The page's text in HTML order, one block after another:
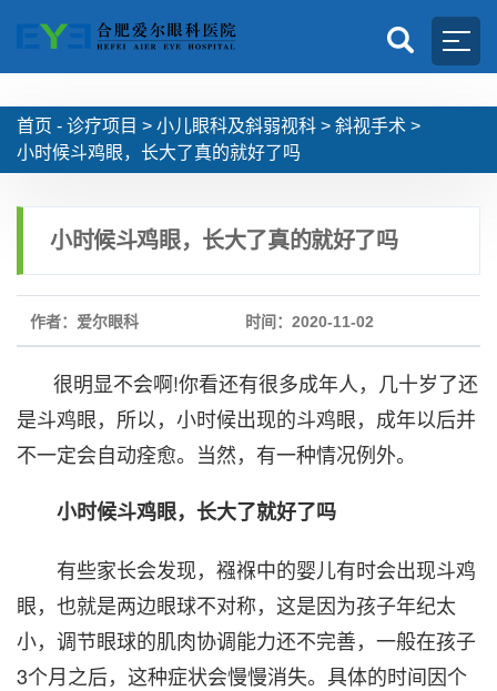
首页 - 诊疗项目 > 小儿眼科及斜弱视科 > 斜视手术 >
小时候斗鸡眼，长大了真的就好了吗
小时候斗鸡眼，长大了真的就好了吗
作者：爱尔眼科 时间：2020-11-02
很明显不会啊!你看还有很多成年人，几十岁了还
是斗鸡眼，所以，小时候出现的斗鸡眼，成年以后并
不一定会自动痊愈。当然，有一种情况例外。
小时候斗鸡眼，长大了就好了吗
有些家长会发现，襁褓中的婴儿有时会出现斗鸡
眼，也就是两边眼球不对称，这是因为孩子年纪太
小，调节眼球的肌肉协调能力还不完善，一般在孩子
3个月之后，这种症状会慢慢消失。具体的时间因个